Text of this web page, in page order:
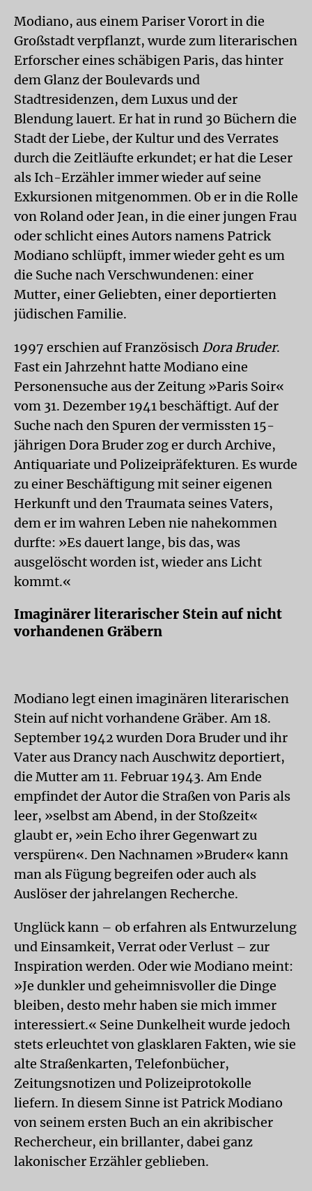
Modiano, aus einem Pariser Vorort in die
Großstadt verpflanzt, wurde zum literarischen
Erforscher eines schäbigen Paris, das hinter
dem Glanz der Boulevards und
Stadtresidenzen, dem Luxus und der
Blendung lauert. Er hat in rund 30 Büchern die
Stadt der Liebe, der Kultur und des Verrates
durch die Zeitläufte erkundet; er hat die Leser
als Ich-Erzähler immer wieder auf seine
Exkursionen mitgenommen. Ob er in die Rolle
von Roland oder Jean, in die einer jungen Frau
oder schlicht eines Autors namens Patrick
Modiano schlüpft, immer wieder geht es um
die Suche nach Verschwundenen: einer
Mutter, einer Geliebten, einer deportierten
jüdischen Familie.
1997 erschien auf Französisch Dora Bruder.
Fast ein Jahrzehnt hatte Modiano eine
Personensuche aus der Zeitung »Paris Soir«
vom 31. Dezember 1941 beschäftigt. Auf der
Suche nach den Spuren der vermissten 15-
jährigen Dora Bruder zog er durch Archive,
Antiquariate und Polizeipräfekturen. Es wurde
zu einer Beschäftigung mit seiner eigenen
Herkunft und den Traumata seines Vaters,
dem er im wahren Leben nie nahekommen
durfte: »Es dauert lange, bis das, was
ausgelöscht worden ist, wieder ans Licht
kommt.«
Imaginärer literarischer Stein auf nicht
vorhandenen Gräbern
Modiano legt einen imaginären literarischen
Stein auf nicht vorhandene Gräber. Am 18.
September 1942 wurden Dora Bruder und ihr
Vater aus Drancy nach Auschwitz deportiert,
die Mutter am 11. Februar 1943. Am Ende
empfindet der Autor die Straßen von Paris als
leer, »selbst am Abend, in der Stoßzeit«
glaubt er, »ein Echo ihrer Gegenwart zu
verspüren«. Den Nachnamen »Bruder« kann
man als Fügung begreifen oder auch als
Auslöser der jahrelangen Recherche.
Unglück kann – ob erfahren als Entwurzelung
und Einsamkeit, Verrat oder Verlust – zur
Inspiration werden. Oder wie Modiano meint:
»Je dunkler und geheimnisvoller die Dinge
bleiben, desto mehr haben sie mich immer
interessiert.« Seine Dunkelheit wurde jedoch
stets erleuchtet von glasklaren Fakten, wie sie
alte Straßenkarten, Telefonbücher,
Zeitungsnotizen und Polizeiprotokolle
liefern. In diesem Sinne ist Patrick Modiano
von seinem ersten Buch an ein akribischer
Rechercheur, ein brillanter, dabei ganz
lakonischer Erzähler geblieben.